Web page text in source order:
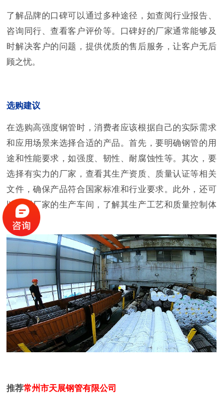
了解品牌的口碑可以通过多种途径，如查阅行业报告、
咨询同行、查看客户评价等。口碑好的厂家通常能够及
时解决客户的问题，提供优质的售后服务，让客户无后
顾之忧。
选购建议
在选购高强度钢管时，消费者应该根据自己的实际需求
和应用场景来选择合适的产品。首先，要明确钢管的用
途和性能要求，如强度、韧性、耐腐蚀性等。其次，要
选择有实力的厂家，查看其生产资质、质量认证等相关
文件，确保产品符合国家标准和行业要求。此外，还可
以参观厂家的生产车间，了解其生产工艺和质量控制体
系。
推荐常州市天展钢管有限公司